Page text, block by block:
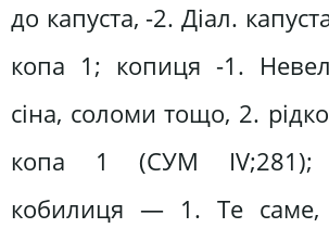
до капуста, -2. Діал.
копа 1; копиця -1.
сіна, соломи тощо, 2.
копа 1 (СУМ IV;281);
кобилиця — 1. Те